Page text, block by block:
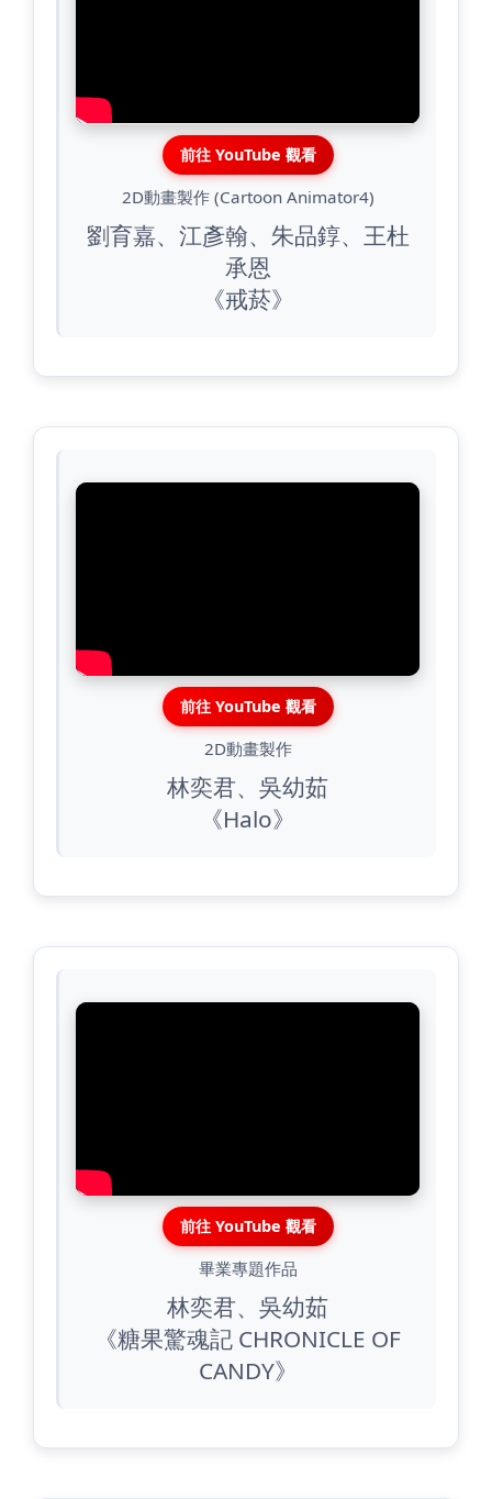
前往 YouTube 觀看
2D動畫製作 (Cartoon Animator4)
劉育嘉、江彥翰、朱品錞、王杜
承恩
《戒菸》
前往 YouTube 觀看
2D動畫製作
林奕君、吳幼茹
《Halo》
前往 YouTube 觀看
畢業專題作品
林奕君、吳幼茹
《糖果驚魂記 CHRONICLE OF
CANDY》